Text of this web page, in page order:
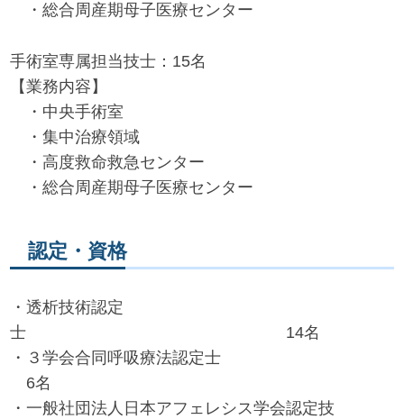
・総合周産期母子医療センター
手術室専属担当技士：15名
【業務内容】
・中央手術室
・集中治療領域
・高度救命救急センター
・総合周産期母子医療センター
認定・資格
・透析技術認定
士 14名
・３学会合同呼吸療法認定士
6名
・一般社団法人日本アフェレシス学会認定技